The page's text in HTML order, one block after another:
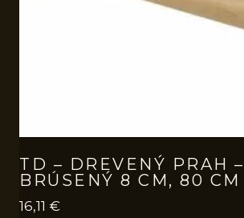
TD – DREVENÝ PRAH
BRÚSENÝ 8 CM, 80 CM
16,11 €